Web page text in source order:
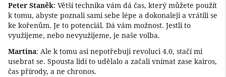
Peter Staněk: Větší technika vám dá čas, který můžete použít
k tomu, abyste poznali sami sebe lépe a dokonaleji a vrátili se
ke kořenům. Je to potenciál. Dá vám možnost. Jestli to
využijeme, nebo nevyužijeme, je naše volba.
Martina: Ale k tomu asi nepotřebuji revoluci 4.0, stačí mi
usebrat se. Spousta lidí to udělalo a začali vnímat zase kairos,
čas přírody, a ne chronos.